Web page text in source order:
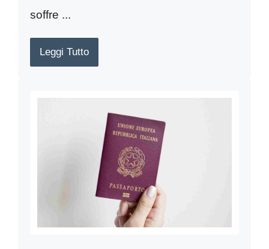
soffre ...
Leggi Tutto